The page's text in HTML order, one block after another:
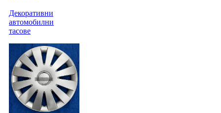
Декоративни
автомобилни
тасове